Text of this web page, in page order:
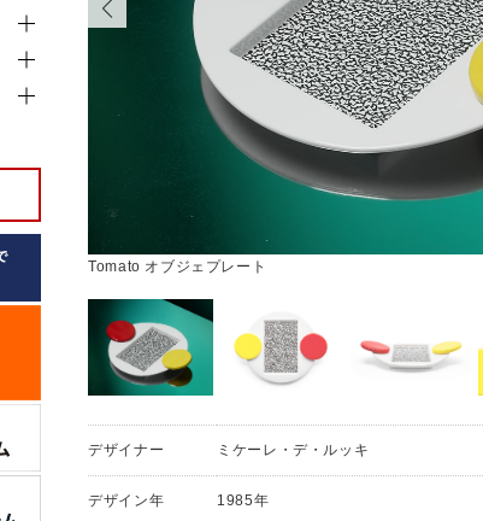
Tomato オブジェプレート
デザイナー ミケーレ・デ・ルッキ
デザイン年 1985年